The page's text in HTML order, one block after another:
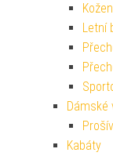
Letní
Dámské
Kabáty